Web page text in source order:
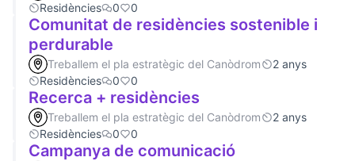
Residències
0 0
Comunitat de residències sostenible i
perdurable
Treballem el pla estratègic del Canòdrom
2 anys
Residències
0 0
Recerca + residències
Treballem el pla estratègic del Canòdrom
2 anys
Residències
0 0
Campanya de comunicació